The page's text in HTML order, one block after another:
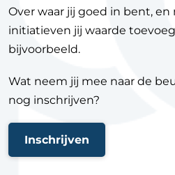
Over waar jij goed in bent,
initiatieven jij waarde
bijvoorbeeld.
Wat neem jij mee naar de
nog inschrijven?
Inschrijven